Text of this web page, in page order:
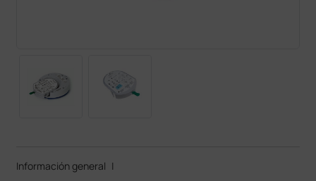
Información general |